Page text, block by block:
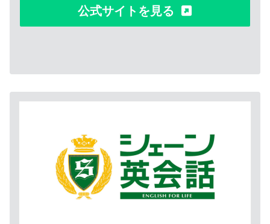
公式サイトを見る